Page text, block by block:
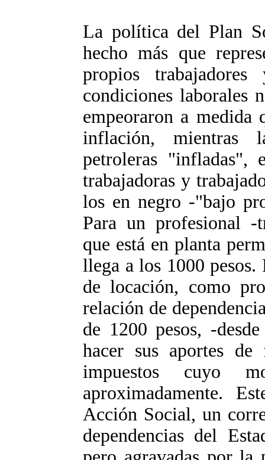
La política del Plan
hecho más que
propios
condiciones laborales
empeoraron a medida
inflación, mientras
petroleras "infladas",
trabajadoras y
los en negro -"bajo
Para un profesional -
que está en planta
llega a los 1000 pesos.
de locación, como
relación de
de 1200 pesos, -
hacer sus aportes
impuestos cuyo
aproximadamente.
Acción Social, un
dependencias del